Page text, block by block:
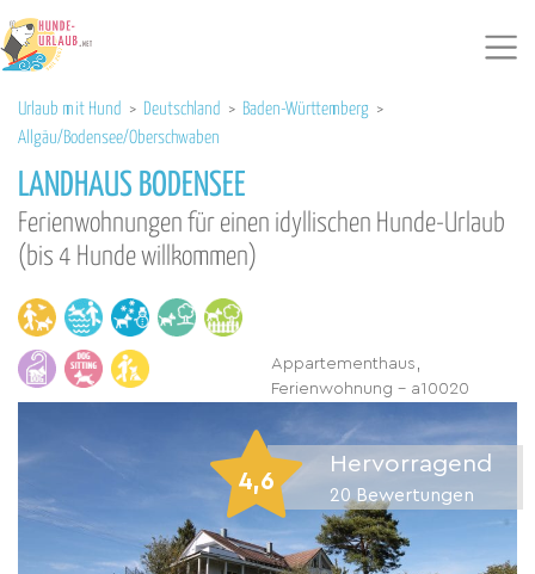
Urlaub mit Hund > Deutschland > Baden-Württemberg >
Allgäu/Bodensee/Oberschwaben
LANDHAUS BODENSEE
Ferienwohnungen für einen idyllischen Hunde-Urlaub
(bis 4 Hunde willkommen)
Appartementhaus,
Ferienwohnung - a10020
4,6
Hervorragend
20 Bewertungen